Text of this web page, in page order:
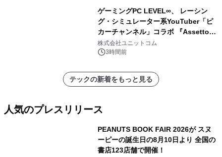
ゲーミングPC LEVEL∞、 レーシン
グ・シミュレーター系YouTuber「ピ
カーチャンネル」コラボ 『Assetto
Corsa EVO』推奨パソコン販売中
株式会社ユニットコム
3時間前
テックの新着をもっと見る
人気のプレスリリース
PEANUTS BOOK FAIR 2026が スヌ
ーピーの誕生日の8月10日より 全国の
書店123店舗で開催！